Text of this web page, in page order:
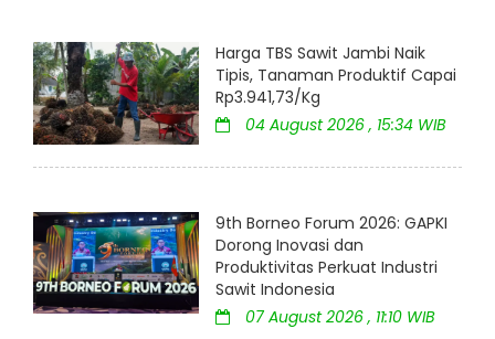
Harga TBS Sawit Jambi Naik
Tipis, Tanaman Produktif Capai
Rp3.941,73/Kg
04 August 2026 , 15:34 WIB
9th Borneo Forum 2026: GAPKI
Dorong Inovasi dan
Produktivitas Perkuat Industri
Sawit Indonesia
07 August 2026 , 11:10 WIB